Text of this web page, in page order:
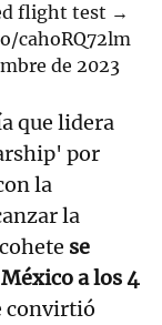
flight test →
cahoRQ72lm
de 2023
que lidera
por
la
la
se
a los 4
convirtió